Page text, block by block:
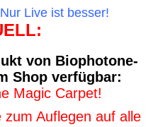
Live ist besser!
von Biophotone-
Shop verfügbar:
Magic Carpet!
zum Auflegen auf alle